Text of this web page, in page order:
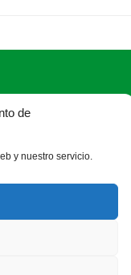
de
y nuestro servicio.